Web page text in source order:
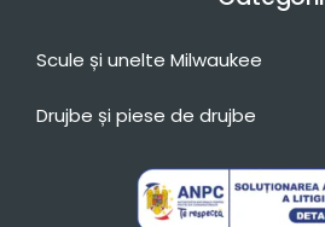
Scule și unelte Milwaukee
Drujbe și piese de drujbe